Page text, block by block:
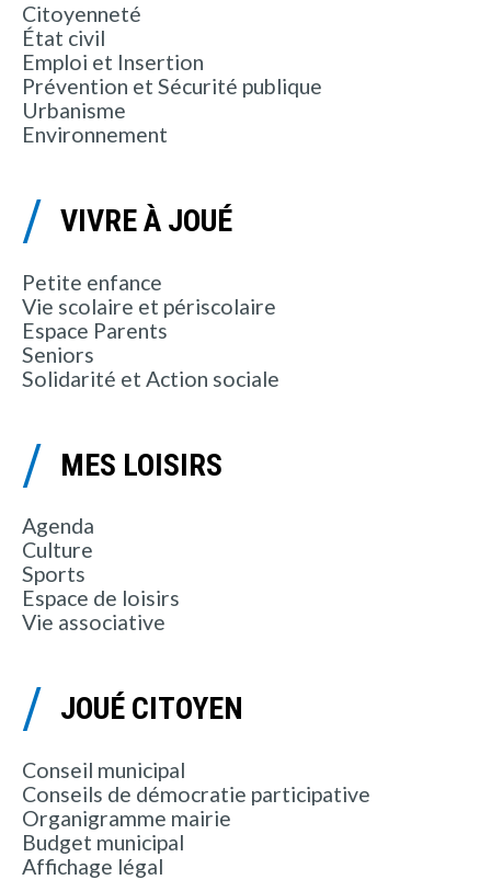
Citoyenneté
État civil
Emploi et Insertion
Prévention et Sécurité publique
Urbanisme
Environnement
VIVRE À JOUÉ
Petite enfance
Vie scolaire et périscolaire
Espace Parents
Seniors
Solidarité et Action sociale
MES LOISIRS
Agenda
Culture
Sports
Espace de loisirs
Vie associative
JOUÉ CITOYEN
Conseil municipal
Conseils de démocratie participative
Organigramme mairie
Budget municipal
Affichage légal